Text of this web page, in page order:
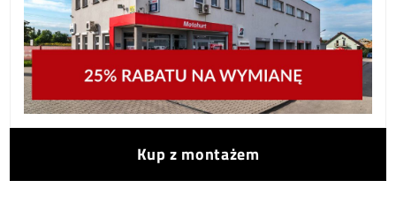
Kup z montażem